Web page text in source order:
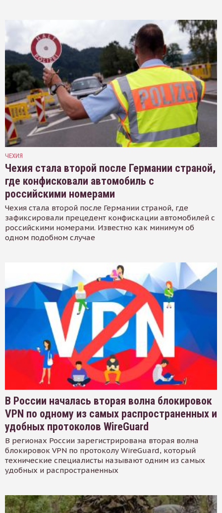
ЧЕХИЯ
Чехия стала второй после Германии страной,
где конфисковали автомобиль с
российскими номерами
Чехия стала второй после Германии страной, где
зафиксировали прецедент конфискации автомобилей с
российскими номерами. Известно как минимум об
одном подобном случае
В России началась вторая волна блокировок
VPN по одному из самых распространенных и
удобных протоколов WireGuard
В регионах России зарегистрирована вторая волна
блокировок VPN по протоколу WireGuard, который
технические специалисты называют одним из самых
удобных и распространенных